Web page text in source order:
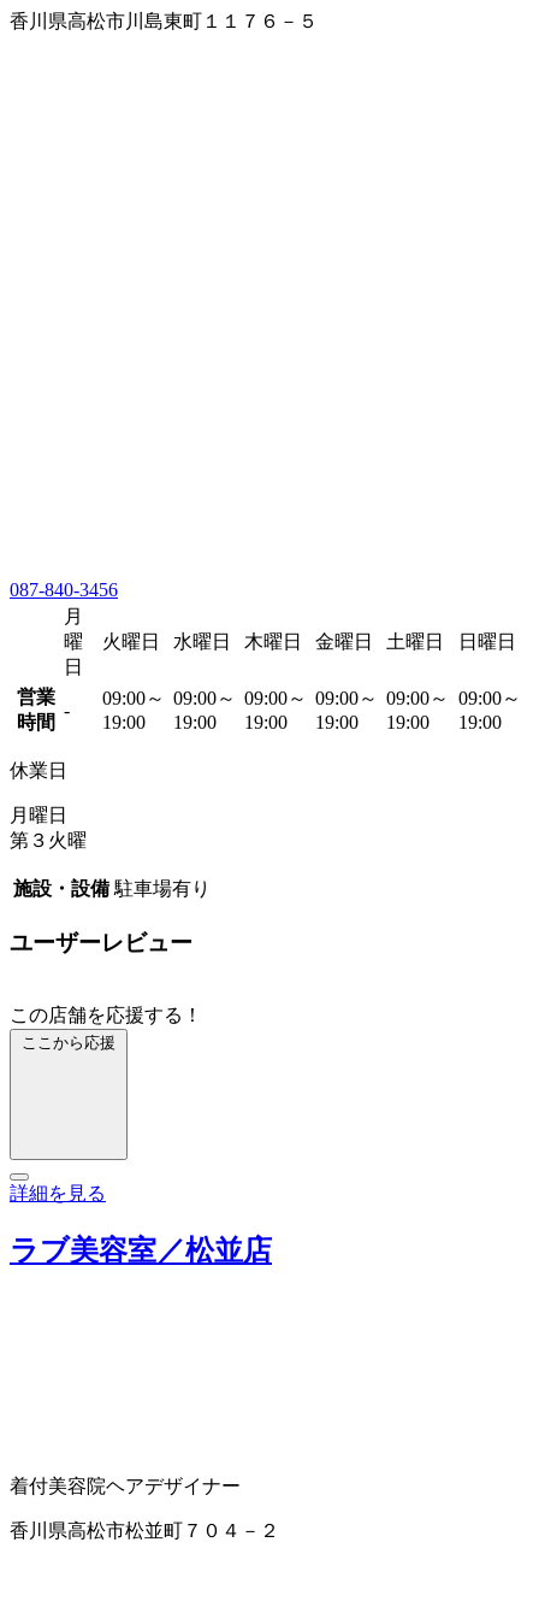
香川県高松市川島東町１１７６－５
087-840-3456
月
曜
日
火曜日 水曜日 木曜日 金曜日 土曜日 日曜日
営業
時間
-
09:00～
19:00
09:00～
19:00
09:00～
19:00
09:00～
19:00
09:00～
19:00
09:00～
19:00
休業日
月曜日
第３火曜
施設・設備 駐車場有り
ユーザーレビュー
この店舗を応援する！
ここから応援
詳細を見る
ラブ美容室／松並店
着付美容院ヘアデザイナー
香川県高松市松並町７０４－２